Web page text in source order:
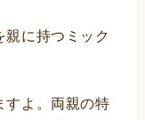
親に持つミック
すよ。両親の特